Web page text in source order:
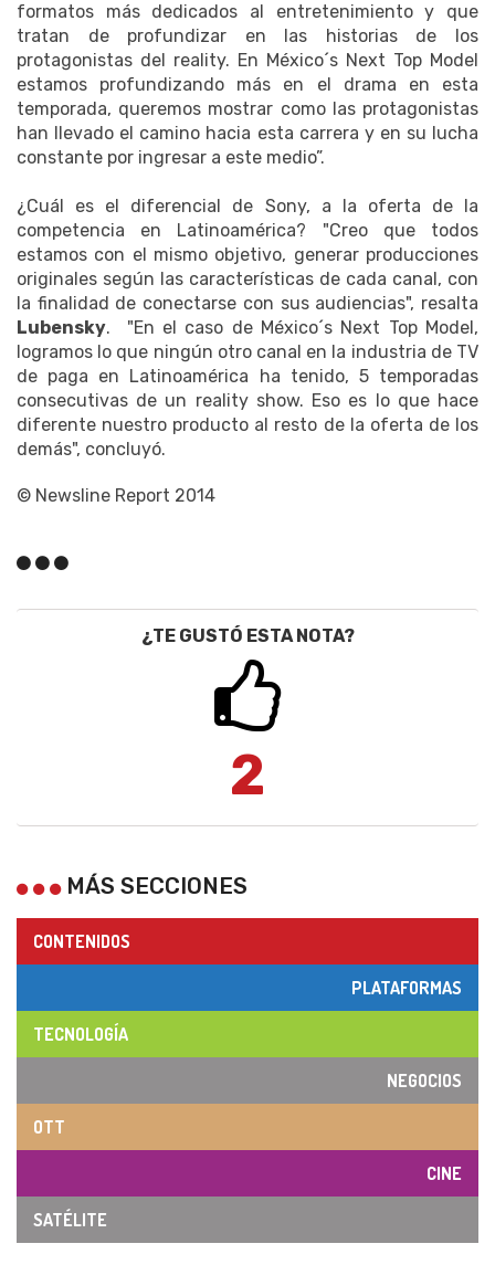
formatos más dedicados al entretenimiento y que
tratan de profundizar en las historias de los
protagonistas del reality. En México´s Next Top Model
estamos profundizando más en el drama en esta
temporada, queremos mostrar como las protagonistas
han llevado el camino hacia esta carrera y en su lucha
constante por ingresar a este medio”.
¿Cuál es el diferencial de Sony, a la oferta de la
competencia en Latinoamérica? "Creo que todos
estamos con el mismo objetivo, generar producciones
originales según las características de cada canal, con
la finalidad de conectarse con sus audiencias", resalta
Lubensky. "En el caso de México´s Next Top Model,
logramos lo que ningún otro canal en la industria de TV
de paga en Latinoamérica ha tenido, 5 temporadas
consecutivas de un reality show. Eso es lo que hace
diferente nuestro producto al resto de la oferta de los
demás", concluyó.
© Newsline Report 2014
¿TE GUSTÓ ESTA NOTA?
2
MÁS SECCIONES
CONTENIDOS
PLATAFORMAS
TECNOLOGÍA
NEGOCIOS
OTT
CINE
SATÉLITE